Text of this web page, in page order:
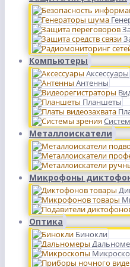
Компьютеры
Аксессуары
Антенны
Планшеты
Металлоискатели
Микрофоны
Оптика
Бинокли